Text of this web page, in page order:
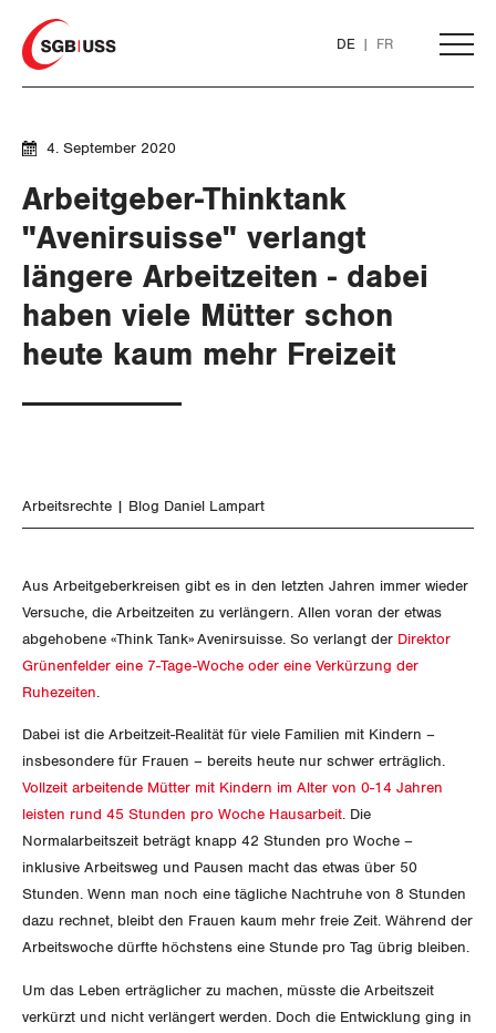
Home
DE FR
THEMEN
ARBEIT
Löhne und Vertragspolitik
Aussenwirtschaft
Berufliche Vorsorge
Überbrückungsleistung
Ergänzungsleistungen
Unfallversicherung
Gesundheit
Post
Energie und Umwelt
Gleichstellung von Frauen und Männern
Gleichstellung von LGBTI
BILDUNG & JUGEND
MIGRATION
SERVICE
GEWERKSCHAFTSMITGLIED WERDEN
NEWSLETTER
Bestellformular
WIR ÜBER UNS
Vorstand
Präsidialausschuss
Feministische Kommission
Migrationskommission
Queer-Kommission
Rentner:innen-Kommission
ZENTRALSEKRETARIAT
Aargau
Beide Basel
Bern
Freiburg
Genf
Glarus
Graubünden
Jura
AGENDA
Medien
Medienmitteilungen
Dossier
Vernehmlassungen
Bücher/Broschüren
Blog
Blog Daniel Lampart
Der Europa-Blog
Kontakt
4. September 2020
Arbeitgeber-Thinktank
"Avenirsuisse" verlangt
längere Arbeitzeiten - dabei
haben viele Mütter schon
heute kaum mehr Freizeit
Arbeitsrechte Blog Daniel Lampart
Aus Arbeitgeberkreisen gibt es in den letzten Jahren immer wieder
Versuche, die Arbeitzeiten zu verlängern. Allen voran der etwas
abgehobene «Think Tank» Avenirsuisse. So verlangt der Direktor
Grünenfelder eine 7-Tage-Woche oder eine Verkürzung der
Ruhezeiten.
Dabei ist die Arbeitzeit-Realität für viele Familien mit Kindern –
insbesondere für Frauen – bereits heute nur schwer erträglich.
Vollzeit arbeitende Mütter mit Kindern im Alter von 0-14 Jahren
leisten rund 45 Stunden pro Woche Hausarbeit. Die
Normalarbeitszeit beträgt knapp 42 Stunden pro Woche –
inklusive Arbeitsweg und Pausen macht das etwas über 50
Stunden. Wenn man noch eine tägliche Nachtruhe von 8 Stunden
dazu rechnet, bleibt den Frauen kaum mehr freie Zeit. Während der
Arbeitswoche dürfte höchstens eine Stunde pro Tag übrig bleiben.
Um das Leben erträglicher zu machen, müsste die Arbeitszeit
verkürzt und nicht verlängert werden. Doch die Entwicklung ging in